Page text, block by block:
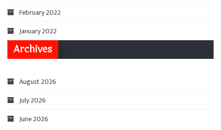
February 2022
January 2022
Archives
August 2026
July 2026
June 2026